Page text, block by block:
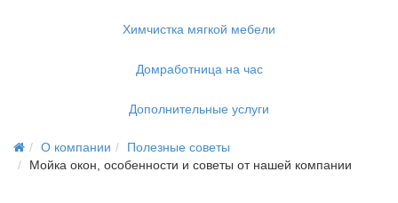
Химчистка мягкой мебели
Домработница на час
Дополнительные услуги
О компании
Полезные советы
Мойка окон, особенности и советы от нашей компании